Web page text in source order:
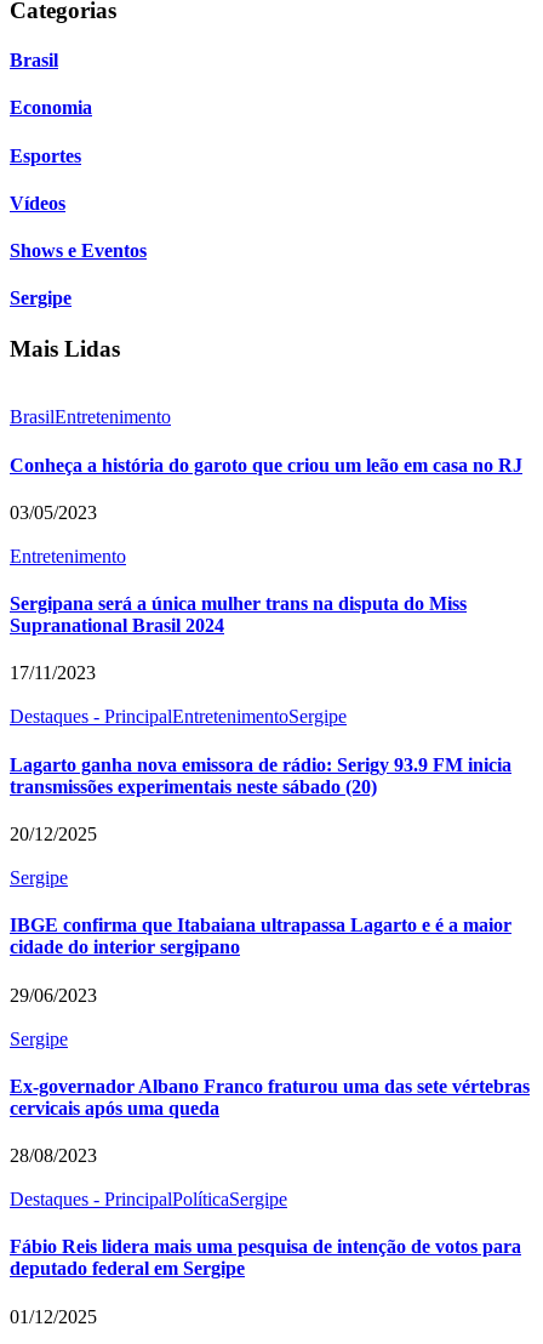
Categorias
Brasil
Economia
Esportes
Vídeos
Shows e Eventos
Sergipe
Mais Lidas
BrasilEntretenimento
Conheça a história do garoto que criou um leão em casa no RJ
03/05/2023
Entretenimento
Sergipana será a única mulher trans na disputa do Miss
Supranational Brasil 2024
17/11/2023
Destaques - PrincipalEntretenimentoSergipe
Lagarto ganha nova emissora de rádio: Serigy 93.9 FM inicia
transmissões experimentais neste sábado (20)
20/12/2025
Sergipe
IBGE confirma que Itabaiana ultrapassa Lagarto e é a maior
cidade do interior sergipano
29/06/2023
Sergipe
Ex-governador Albano Franco fraturou uma das sete vértebras
cervicais após uma queda
28/08/2023
Destaques - PrincipalPolíticaSergipe
Fábio Reis lidera mais uma pesquisa de intenção de votos para
deputado federal em Sergipe
01/12/2025